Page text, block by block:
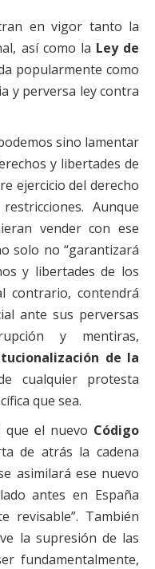
en vigor tanto la
así como la Ley de
popularmente como
y perversa ley contra
sino lamentar
y libertades de
ejercicio del derecho
Aunque
vender con ese
solo no “garantizará
y libertades de los
contrario, contendrá
ante sus perversas
y mentiras,
de la
cualquier protesta
que sea.
que el nuevo Código
de atrás la cadena
asimilará ese nuevo
antes en España
revisable”. También
la supresión de las
fundamentalmente,